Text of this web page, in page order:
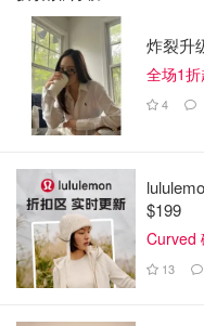
炸裂升
全场1
4
$199
Curved
13